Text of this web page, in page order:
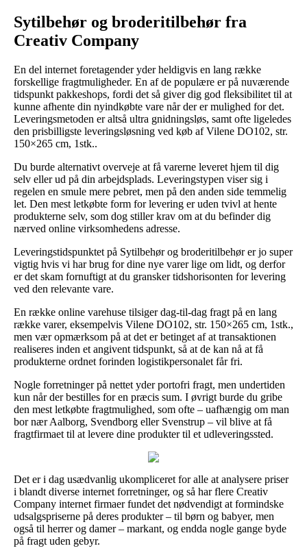
Sytilbehør og broderitilbehør fra
Creativ Company
En del internet foretagender yder heldigvis en lang række
forskellige fragtmuligheder. En af de populære er på nuværende
tidspunkt pakkeshops, fordi det så giver dig god fleksibilitet til at
kunne afhente din nyindkøbte vare når der er mulighed for det.
Leveringsmetoden er altså ultra gnidningsløs, samt ofte ligeledes
den prisbilligste leveringsløsning ved køb af Vilene DO102, str.
150×265 cm, 1stk..
Du burde alternativt overveje at få varerne leveret hjem til dig
selv eller ud på din arbejdsplads. Leveringstypen viser sig i
regelen en smule mere pebret, men på den anden side temmelig
let. Den mest letkøbte form for levering er uden tvivl at hente
produkterne selv, som dog stiller krav om at du befinder dig
nærved online virksomhedens adresse.
Leveringstidspunktet på Sytilbehør og broderitilbehør er jo super
vigtig hvis vi har brug for dine nye varer lige om lidt, og derfor
er det skam fornuftigt at du gransker tidshorisonten for levering
ved den relevante vare.
En række online varehuse tilsiger dag-til-dag fragt på en lang
række varer, eksempelvis Vilene DO102, str. 150×265 cm, 1stk.,
men vær opmærksom på at det er betinget af at transaktionen
realiseres inden et angivent tidspunkt, så at de kan nå at få
produkterne ordnet forinden logistikpersonalet får fri.
Nogle forretninger på nettet yder portofri fragt, men undertiden
kun når der bestilles for en præcis sum. I øvrigt burde du gribe
den mest letkøbte fragtmulighed, som ofte – uafhængig om man
bor nær Aalborg, Svendborg eller Svenstrup – vil blive at få
fragtfirmaet til at levere dine produkter til et udleveringssted.
Det er i dag usædvanlig ukompliceret for alle at analysere priser
i blandt diverse internet forretninger, og så har flere Creativ
Company internet firmaer fundet det nødvendigt at formindske
udsalgspriserne på deres produkter – til børn og babyer, men
også til herrer og damer – markant, og endda nogle gange byde
på fragt uden gebyr.